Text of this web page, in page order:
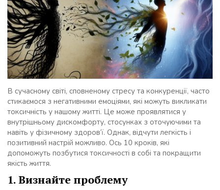
В сучасному світі, сповненому стресу та конкуренції, часто
стикаємося з негативними емоціями, які можуть викликати
токсичність у нашому житті. Це може проявлятися у
внутрішньому дискомфорту, стосунках з оточуючими та
навіть у фізичному здоров’ї. Однак, відчути легкість і
позитивний настрій можливо. Ось 10 кроків, які
допоможуть позбутися токсичності в собі та покращити
якість життя.
1. Визнайте проблему